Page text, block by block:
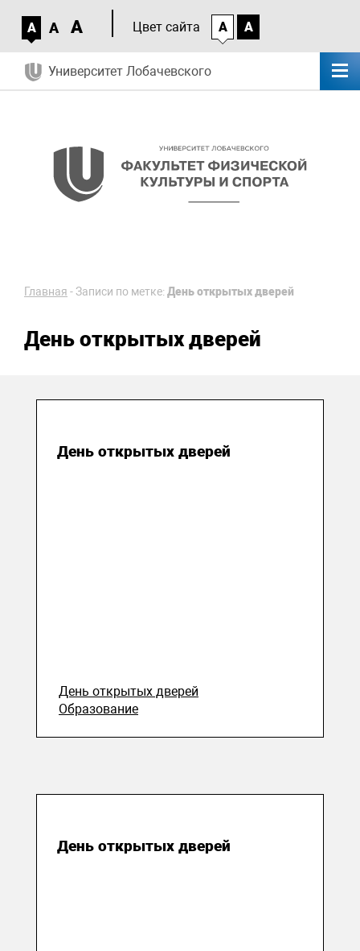
A A A Цвет сайта A A
Университет Лобачевского
Главная -Записи по метке: День открытых дверей
День открытых дверей
День открытых дверей
День открытых дверей
Образование
День открытых дверей